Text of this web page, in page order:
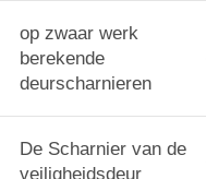
op zwaar werk
berekende
deurscharnieren
De Scharnier van de
veiligheidsdeur